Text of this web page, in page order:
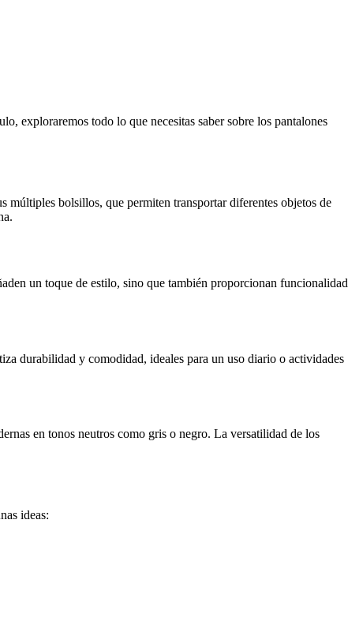
exploraremos todo lo que necesitas saber sobre los pantalones
múltiples bolsillos, que permiten transportar diferentes objetos de
un toque de estilo, sino que también proporcionan funcionalidad
durabilidad y comodidad, ideales para un uso diario o actividades
en tonos neutros como gris o negro. La versatilidad de los
ideas: